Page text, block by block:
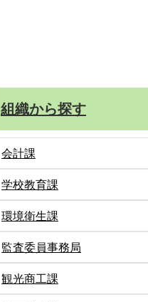
組織から探す
会計課
学校教育課
環境衛生課
監査委員事務局
観光商工課